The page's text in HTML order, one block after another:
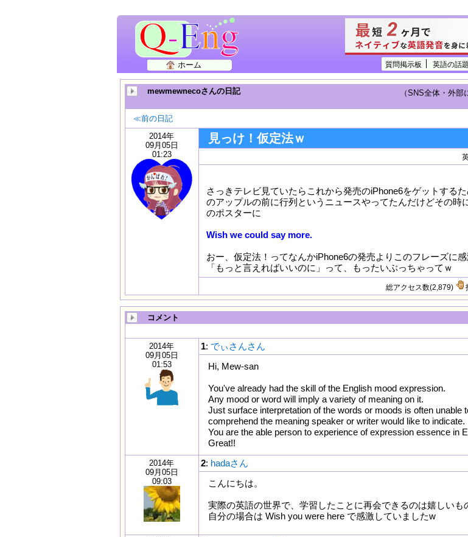
質問掲示板 英語の話題
ホーム
mewmewnecoさんの日記
（SNS全体・外
≪前の日記
2014年
09月05日
01:23
見っけ！仮定法ｗ
さっきテレビ見ていたらこれから発売のiPhone6をゲットする
のアップルの前に行列というニュースやってたんだけどその時
のポスターに
Wish we could say more.
おー、仮定法！ってなんかiPhone6の発売よりこのフレーズに
「もっと言えればいいのに」って、もったいぶっちゃってｗ
総アクセス数(2,879)
コメント
2014年
09月05日
01:53
1: でぃさんさん
Hi, Mew-san
You've already had the skill of the English mood expression.
Any mood or word will imply a variety of meaning on it.
Just surface interpretation of the words or moods is often unable
comprehend the meaning speaker or writer would like to indicate.
You are the able person to experience of expression essence in
Great!!
2014年
09月05日
09:03
2: hadaさん
こんにちは。
実際の英語の世界で、学習したことに再会できるのは嬉しいも
自分の場合は Wish you were here で感激していましたw